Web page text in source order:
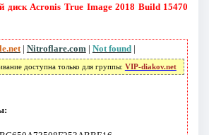
диск Acronis True Image 2018 Build 15470
| Nitroflare.com | Not found|
доступна только для группы: VIP-diakov.net